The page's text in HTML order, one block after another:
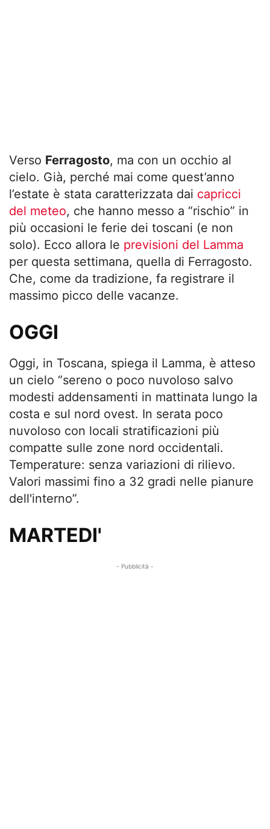
Verso Ferragosto, ma con un occhio al
cielo. Già, perché mai come quest’anno
l’estate è stata caratterizzata dai capricci
del meteo, che hanno messo a “rischio” in
più occasioni le ferie dei toscani (e non
solo). Ecco allora le previsioni del Lamma
per questa settimana, quella di Ferragosto.
Che, come da tradizione, fa registrare il
massimo picco delle vacanze.
OGGI
Oggi, in Toscana, spiega il Lamma, è atteso
un cielo “sereno o poco nuvoloso salvo
modesti addensamenti in mattinata lungo la
costa e sul nord ovest. In serata poco
nuvoloso con locali stratificazioni più
compatte sulle zone nord occidentali.
Temperature: senza variazioni di rilievo.
Valori massimi fino a 32 gradi nelle pianure
dell'interno”.
MARTEDI'
- Pubblicità -